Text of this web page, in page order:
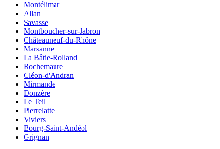
Montélimar
Allan
Savasse
Montboucher-sur-Jabron
Châteauneuf-du-Rhône
Marsanne
La Bâtie-Rolland
Rochemaure
Cléon-d'Andran
Mirmande
Donzère
Le Teil
Pierrelatte
Viviers
Bourg-Saint-Andéol
Grignan